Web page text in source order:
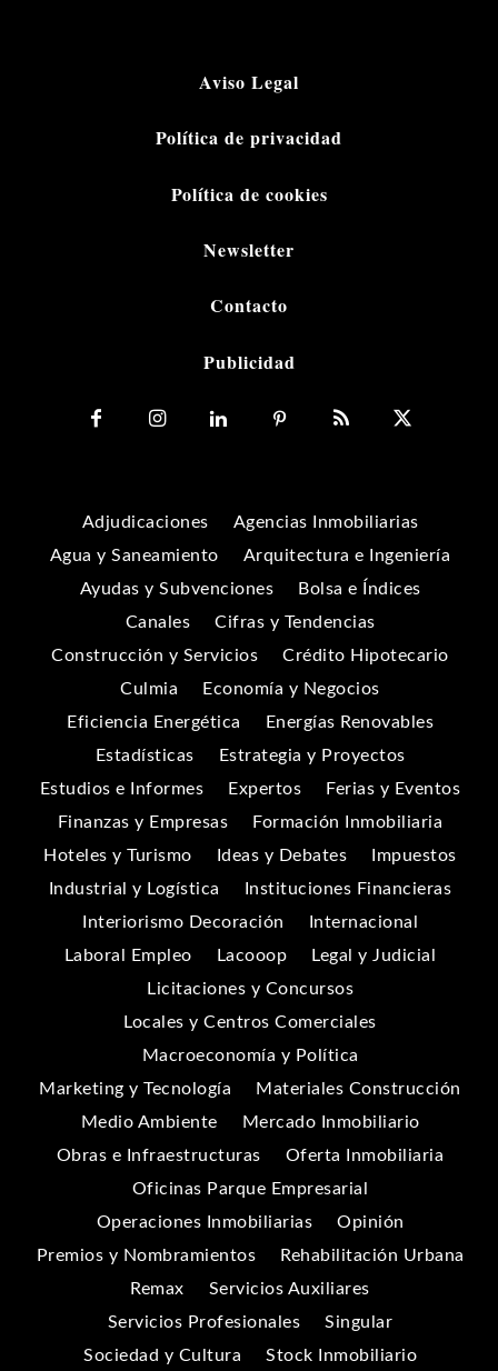
Aviso Legal
Política de privacidad
Política de cookies
Newsletter
Contacto
Publicidad
Adjudicaciones
Agencias Inmobiliarias
Agua y Saneamiento
Arquitectura e Ingeniería
Ayudas y Subvenciones
Bolsa e Índices
Canales
Cifras y Tendencias
Construcción y Servicios
Crédito Hipotecario
Culmia
Economía y Negocios
Eficiencia Energética
Energías Renovables
Estadísticas
Estrategia y Proyectos
Estudios e Informes
Expertos
Ferias y Eventos
Finanzas y Empresas
Formación Inmobiliaria
Hoteles y Turismo
Ideas y Debates
Impuestos
Industrial y Logística
Instituciones Financieras
Interiorismo Decoración
Internacional
Laboral Empleo
Lacooop
Legal y Judicial
Licitaciones y Concursos
Locales y Centros Comerciales
Macroeconomía y Política
Marketing y Tecnología
Materiales Construcción
Medio Ambiente
Mercado Inmobiliario
Obras e Infraestructuras
Oferta Inmobiliaria
Oficinas Parque Empresarial
Operaciones Inmobiliarias
Opinión
Premios y Nombramientos
Rehabilitación Urbana
Remax
Servicios Auxiliares
Servicios Profesionales
Singular
Sociedad y Cultura
Stock Inmobiliario